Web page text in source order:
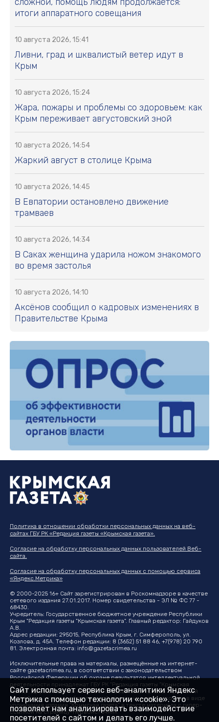
итоги аппаратного совещания
10 августа 2026, 15:41
Ливни, град и шквалистый ветер идут в
Крым
10 августа 2026, 15:24
Жара, пожары и проблемы со здоровьем: как
Крым переживает августовский зной
10 августа 2026, 14:54
Жаркий август в столице Крыма
10 августа 2026, 14:45
В Евпатории остановлено движение
трамваев
10 августа 2026, 14:34
В Саках женщина ударила ножом знакомого
во время застолья
10 августа 2026, 14:10
Аксёнов сообщил о кадровых изменениях в
Правительстве Крыма
Политика в отношении обработки персональных данных на веб-
сайтах ГБУ РК «Редакция газеты «Крымская газета».
Согласие на обработку персональных данных пользователей Веб-
сайта.
Согласие на обработку персональных данных с помощью сервиса
«Яндекс.Метрика»
© 2000-2025 16+ Сайт зарегистрирован в Роскомнадзоре в качестве
сетевого издания 27.01.2017. Номер свидетельства - ЭЛ № ФС 77 -
68430.
Учредитель: Государственное бюджетное учреждение Республики
Крым "Редакция газеты "Крымская газета". Главный редактор: Гайдуков
А.В.
Адрес редакции: 295015, Республика Крым, г. Симферополь, ул.
Козлова, д. 45А. Телефон редакции: 8 (3652) 51 88 46, +7(978) 20 790
81. Электронная почта: info@gazetacrimea.ru
Исключительные права на материалы, размещённые на интернет-
сайте gazetacrimea.ru, в соответствии с законодательством
Российской Федерации об охране результатов интеллектуальной
деятельности принадлежат ГБУ РК "Редакция газеты "Крымская
газета". Другие издания могут использовать материалы "Крымской
газеты" при условии обязательной ссылки на первоисточник в виде
упоминания издания "Крымская газета" в тексте материала с гипер-
ссылкой на страницу-первоисточник
Сайт использует сервис веб-аналитики Яндекс
Метрика с помощью технологии «cookie». Это
позволяет нам анализировать взаимодействие
посетителей с сайтом и делать его лучше.